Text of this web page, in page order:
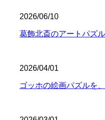
2026/06/10
葛飾北斎のアートパズ
2026/04/01
ゴッホの絵画パズルを